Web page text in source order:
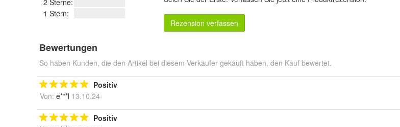
1 Stern:
Rezension verfassen
Bewertungen
So haben Kunden, die den Artikel bei diesem Verkäufer gekauft haben, den Kauf bewertet.
Positiv
Von: e***l 13.10.24
Positiv